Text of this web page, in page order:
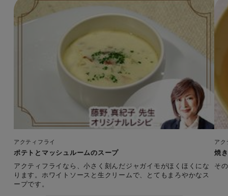
アクティフライ
ポテトとマッシュルームのスープ
アクティフライなら、小さく刻んだジャガイモがほくほくにな
ります。ホワイトソースと生クリームで、とてもまろやかなス
ープです。
アク
焼
そ